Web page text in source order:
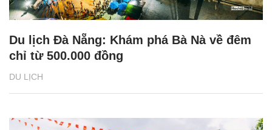
DU LỊCH
Du lịch Đà Nẵng: Khám phá Bà Nà về đêm
chỉ từ 500.000 đồng